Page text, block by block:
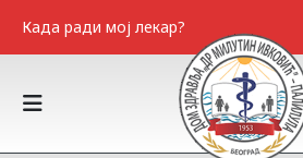
Када ради мој лекар?